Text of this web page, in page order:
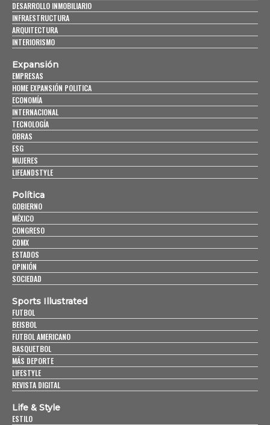
DESARROLLO INMOBILIARIO
INFRAESTRUCTURA
ARQUITECTURA
INTERIORISMO
Expansión
EMPRESAS
HOME EXPANSIÓN POLITICA
ECONOMÍA
INTERNACIONAL
TECNOLOGÍA
OBRAS
ESG
MUJERES
LIFEANDSTYLE
Política
GOBIERNO
MÉXICO
CONGRESO
CDMX
ESTADOS
OPINIÓN
SOCIEDAD
Sports Illustrated
FUTBOL
BEISBOL
FUTBOL AMERICANO
BASQUETBOL
MÁS DEPORTE
LIFESTYLE
REVISTA DIGITAL
Life & Style
ESTILO